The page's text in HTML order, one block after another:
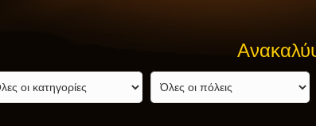
Ανακαλύψτε